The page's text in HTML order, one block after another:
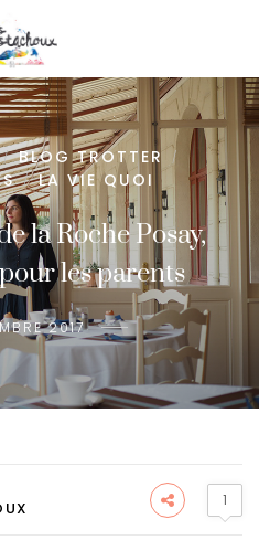
/ BLOG TROTTER /
/ LA VIE QUOI
la Roche Posay,
les parents
2017
1